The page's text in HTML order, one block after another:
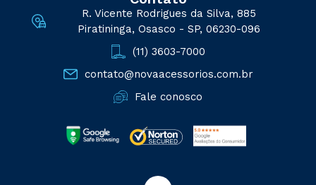
R. Vicente Rodrigues da Silva, 885
Piratininga, Osasco - SP, 06230-096
(11) 3603-7000
contato@novaacessorios.com.br
Fale conosco